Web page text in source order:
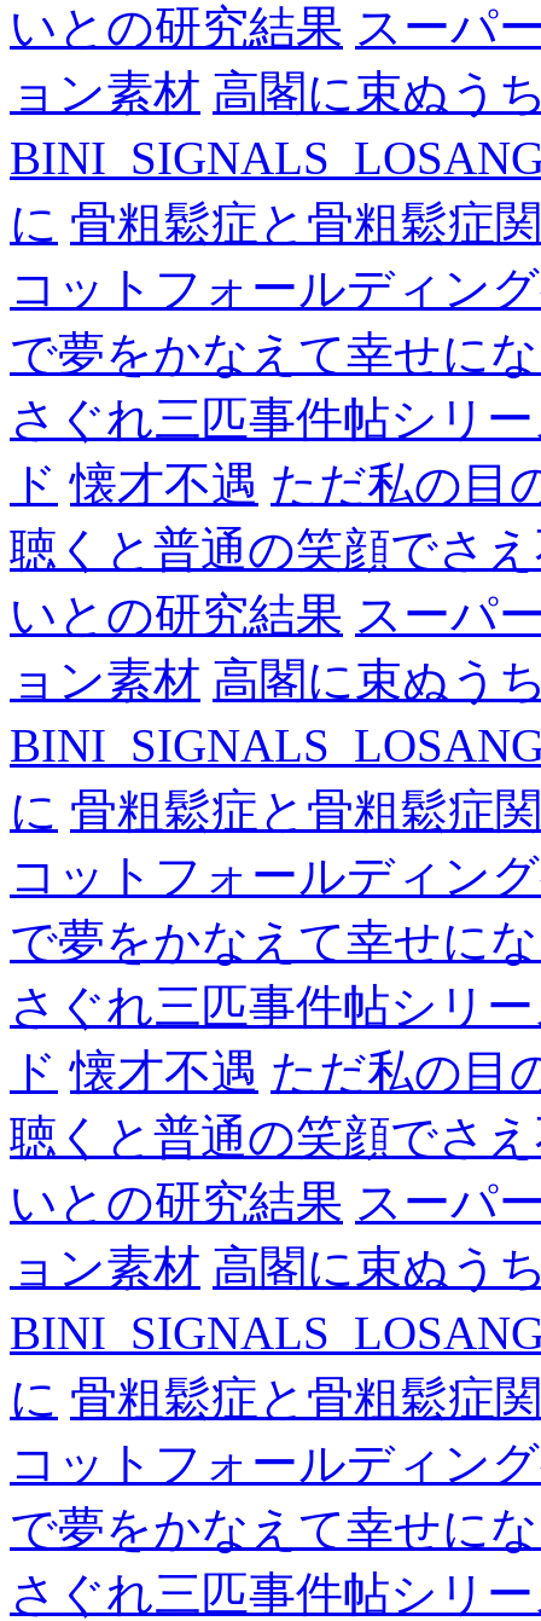
いとの研究結果 スーパ
ョン素材 高閣に束ぬう
に 骨粗鬆症と骨粗鬆症
コットフォールディン
で夢をかなえて幸せに
さぐれ三匹事件帖シリ
ド 懐才不遇 ただ私の目
聴くと普通の笑顔でさ
いとの研究結果 スーパ
ョン素材 高閣に束ぬう
に 骨粗鬆症と骨粗鬆症
コットフォールディン
で夢をかなえて幸せに
さぐれ三匹事件帖シリ
ド 懐才不遇 ただ私の目
聴くと普通の笑顔でさ
いとの研究結果 スーパ
ョン素材 高閣に束ぬう
に 骨粗鬆症と骨粗鬆症
コットフォールディン
で夢をかなえて幸せに
さぐれ三匹事件帖シリ